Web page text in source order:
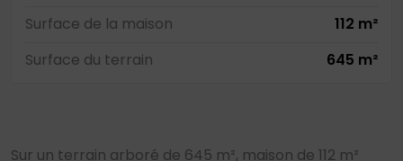
Surface de la maison
112 m²
Surface du terrain
645 m²
Sur un terrain arboré de 645 m², maison de 112 m²